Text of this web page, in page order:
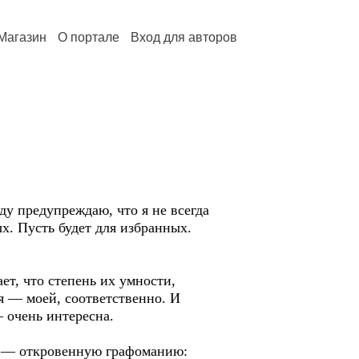
О портале Вход для авторов
предупреждаю, что я не всегда
Пусть будет для избранных.
что степень их умности,
— моей, соответственно. И
интересна.
— откровенную графоманию: